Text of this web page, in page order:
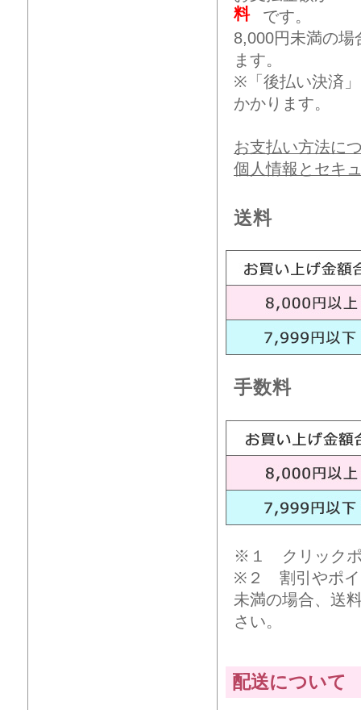
料
です。
8,000円未満の場
ます。
※「後払い決済
かかります。
お支払い方法に
個人情報とセキ
送料
手数料
※１ クリックポ
※２ 割引やポイ
未満の場合、送
さい。
配送について